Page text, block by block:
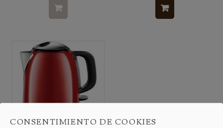
CONSENTIMIENTO DE COOKIES